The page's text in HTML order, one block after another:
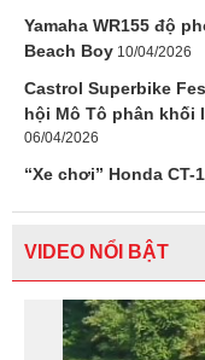
Yamaha WR155 độ
Beach Boy 10/04/2026
Castrol Superbike
hội Mô Tô phân khối
06/04/2026
“Xe chơi” Honda
VIDEO NỔI BẬT